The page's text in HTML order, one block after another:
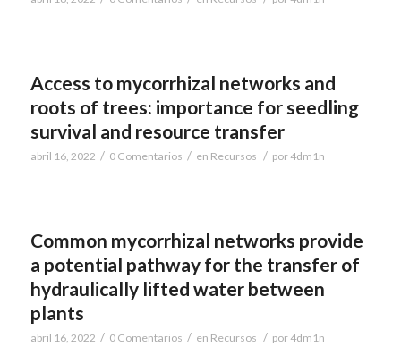
Access to mycorrhizal networks and
roots of trees: importance for seedling
survival and resource transfer
abril 16, 2022 / 0 Comentarios / en Recursos / por4dm1n
Common mycorrhizal networks provide
a potential pathway for the transfer of
hydraulically lifted water between
plants
abril 16, 2022 / 0 Comentarios / en Recursos / por4dm1n